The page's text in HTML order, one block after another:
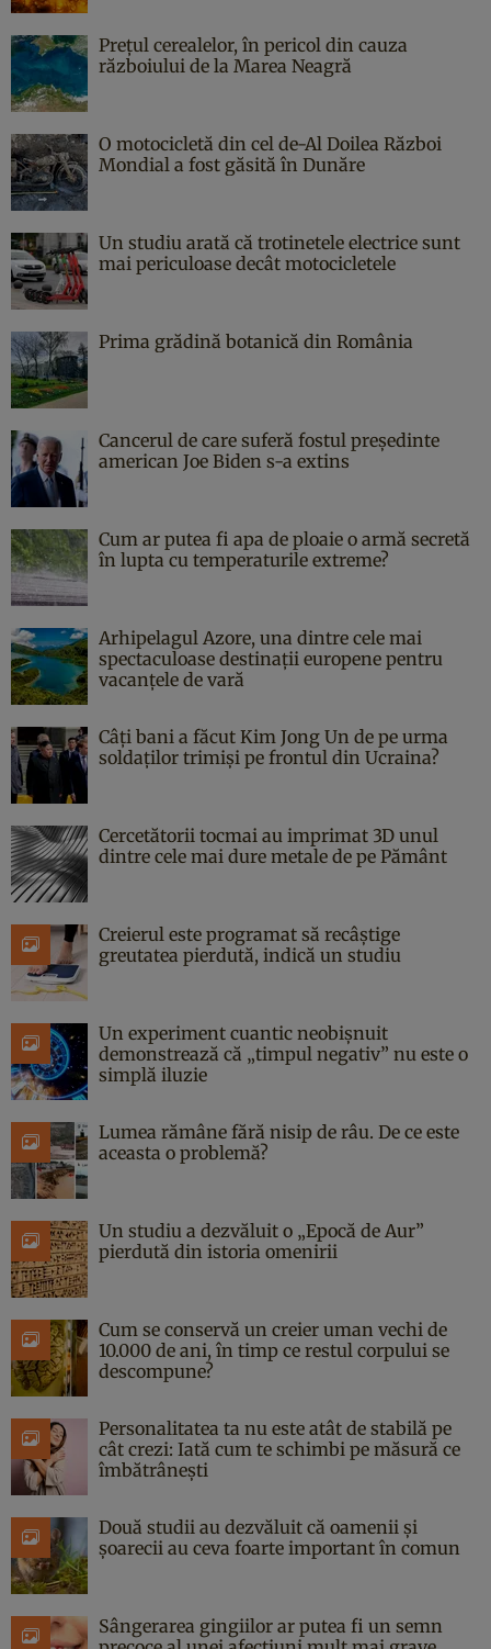
Prețul cerealelor, în pericol din cauza
războiului de la Marea Neagră
O motocicletă din cel de-Al Doilea Război
Mondial a fost găsită în Dunăre
Un studiu arată că trotinetele electrice sunt
mai periculoase decât motocicletele
Prima grădină botanică din România
Cancerul de care suferă fostul președinte
american Joe Biden s-a extins
Cum ar putea fi apa de ploaie o armă secretă
în lupta cu temperaturile extreme?
Arhipelagul Azore, una dintre cele mai
spectaculoase destinații europene pentru
vacanțele de vară
Câți bani a făcut Kim Jong Un de pe urma
soldaților trimiși pe frontul din Ucraina?
Cercetătorii tocmai au imprimat 3D unul
dintre cele mai dure metale de pe Pământ
Creierul este programat să recâștige
greutatea pierdută, indică un studiu
Un experiment cuantic neobișnuit
demonstrează că „timpul negativ” nu este o
simplă iluzie
Lumea rămâne fără nisip de râu. De ce este
aceasta o problemă?
Un studiu a dezvăluit o „Epocă de Aur”
pierdută din istoria omenirii
Cum se conservă un creier uman vechi de
10.000 de ani, în timp ce restul corpului se
descompune?
Personalitatea ta nu este atât de stabilă pe
cât crezi: Iată cum te schimbi pe măsură ce
îmbătrânești
Două studii au dezvăluit că oamenii și
șoarecii au ceva foarte important în comun
Sângerarea gingiilor ar putea fi un semn